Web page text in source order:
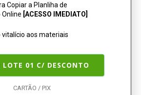
Copiar a Planliha de
Online [ACESSO IMEDIATO]
vitalício aos materiais
LOTE 01 C/ DESCONTO
CARTÃO / PIX